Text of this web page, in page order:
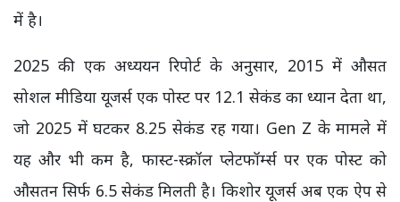
में है।
2025 की एक अध्ययन रिपोर्ट के अनुसार, 2015 में औसत
सोशल मीडिया यूजर्स एक पोस्ट पर 12.1 सेकंड का ध्यान देता था,
जो 2025 में घटकर 8.25 सेकंड रह गया। Gen Z के मामले में
यह और भी कम है, फास्ट-स्क्रॉल प्लेटफॉर्म्स पर एक पोस्ट को
औसतन सिर्फ 6.5 सेकंड मिलती है। किशोर यूजर्स अब एक ऐप से